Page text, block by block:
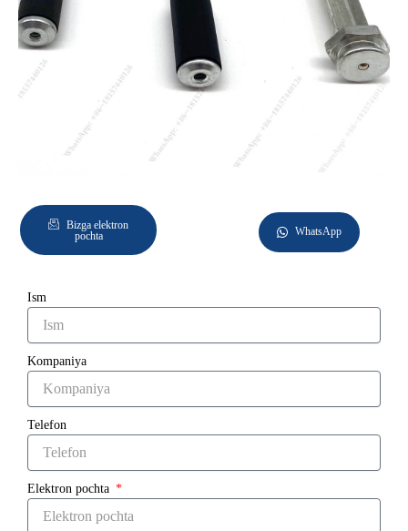
Bizga elektron
pochta
WhatsApp
Ism
Kompaniya
Telefon
Elektron pochta